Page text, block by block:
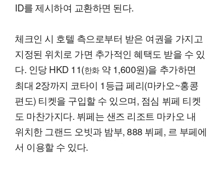
ID를 제시하여 교환하면 된다.
체크인 시 호텔 측으로부터 받은 여권을 가지고
지정된 위치로 가면 추가적인 혜택도 받을 수 있
다. 인당 HKD 11(한화약 1,600원)을 추가하면
최대 2장까지 코타이 1등급 페리(마카오~홍콩
편도) 티켓을 구입할 수 있으며, 점심 뷔페 티켓
도 마찬가지다. 뷔페는 샌즈 리조트 마카오 내
위치한 그랜드 오빗과 밤부, 888 뷔페, 르 부페에
서 이용할 수 있다.